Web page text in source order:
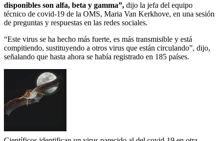
disponibles son alfa, beta y gamma”, dijo la jefa del equipo
técnico de covid-19 de la OMS, Maria Van Kerkhove, en una sesión
de preguntas y respuestas en las redes sociales.
“Este virus se ha hecho más fuerte, es más transmisible y está
compitiendo, sustituyendo a otros virus que están circulando”, dijo,
señalando que hasta ahora se había registrado en 185 países.